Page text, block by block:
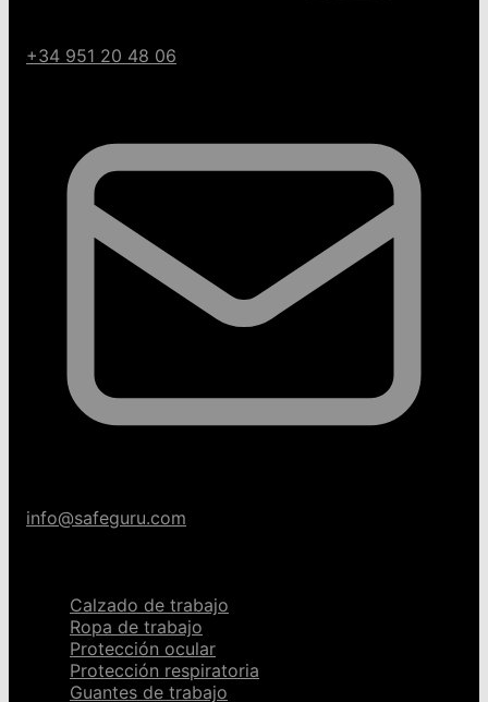
+34 951 20 48 06
info@safeguru.com
Calzado de trabajo
Ropa de trabajo
Protección ocular
Protección respiratoria
Guantes de trabajo